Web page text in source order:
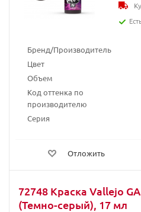
Бренд/Производитель
Цвет
Объем
Код оттенка по
производителю
Серия
Отложить
72748 Краска Vallejo
(Темно-серый), 17 мл